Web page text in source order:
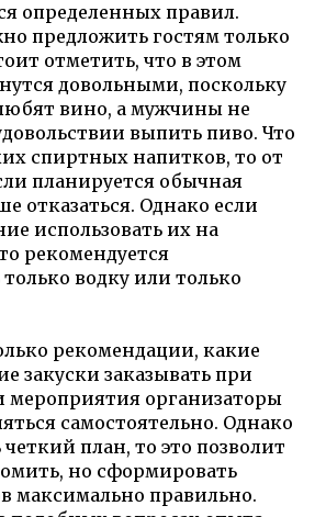
определенных правил.
предложить гостям только
отметить, что в этом
довольными, поскольку
вино, а мужчины не
выпить пиво. Что
спиртных напитков, то от
планируется обычная
отказаться. Однако если
использовать их на
рекомендуется
водку или только
рекомендации, какие
закуски заказывать при
организаторы
самостоятельно. Однако
четкий план, то это позволит
но сформировать
максимально правильно.